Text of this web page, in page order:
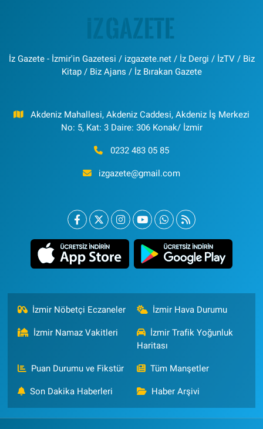
İz Gazete - İzmir'in Gazetesi / izgazete.net / İz Dergi / İzTV / Biz
Kitap / Biz Ajans / İz Bırakan Gazete
Akdeniz Mahallesi, Akdeniz Caddesi, Akdeniz İş Merkezi
No: 5, Kat: 3 Daire: 306 Konak/ İzmir
0232 483 05 85
izgazete@gmail.com
İzmir Nöbetçi Eczaneler İzmir Hava Durumu
İzmir Namaz Vakitleri
İzmir Trafik Yoğunluk
Haritası
Puan Durumu ve Fikstür Tüm Manşetler
Son Dakika Haberleri Haber Arşivi